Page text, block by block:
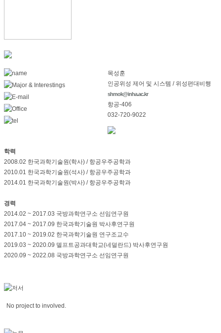
목성훈
인공위성 제어 및 시스템 / 위성편대비행
shmok@inha.ac.kr
항공-406
032-720-9022
학력
2008.02 한국과학기술원(학사) / 항공우주공학과
2010.01 한국과학기술원(석사) / 항공우주공학과
2014.01 한국과학기술원(박사) / 항공우주공학과
경력
2014.02 ~ 2017.03 국방과학연구소 선임연구원
2017.04 ~ 2017.09 한국과학기술원 박사후연구원
2017.10 ~ 2019.02 한국과학기술원 연구조교수
2019.03 ~ 2020.09 델프트공과대학교(네덜란드) 박사후연구원
2020.09 ~ 2022.08 국방과학연구소 선임연구원
No project to involved.